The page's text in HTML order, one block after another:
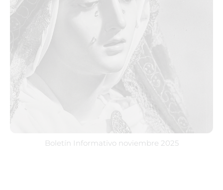
Boletín Informativo noviembre 2025